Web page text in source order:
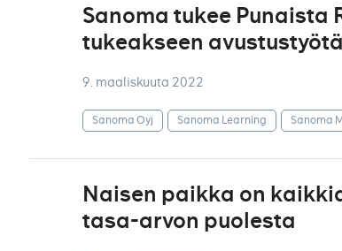
Sanoma tukee
tukeakseen
9. maaliskuuta 2022
Sanoma Oyj Sanoma Learning Sanoma
Naisen paikka on
tasa-arvon puolesta